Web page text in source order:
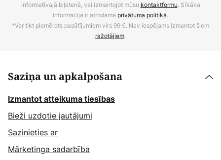
informatīvajā biļetenā, vai izmantojot mūsu kontaktformu. Sīkāka
informācija ir atrodama privātuma politikā.
*Var tikt piemērots pasūtījumiem virs 99 €. Nav iespējams izmantot šiem
ražotājiem.
Saziņa un apkalpošana
Izmantot atteikuma tiesības
Bieži uzdotie jautājumi
Sazinieties ar
Mārketinga sadarbība